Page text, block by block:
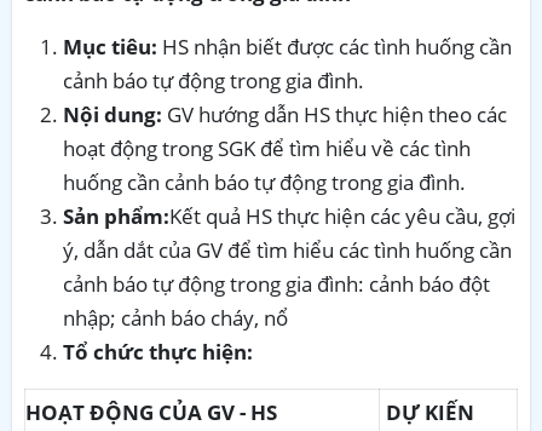
Mục tiêu: HS nhận biết được các tình huống cần
cảnh báo tự động trong gia đình.
Nội dung: GV hướng dẫn HS thực hiện theo các
hoạt động trong SGK để tìm hiểu về các tình
huống cần cảnh báo tự động trong gia đình.
Sản phẩm:Kết quả HS thực hiện các yêu cầu, gợi
ý, dẫn dắt của GV để tìm hiểu các tình huống cần
cảnh báo tự động trong gia đình: cảnh báo đột
nhập; cảnh báo cháy, nổ
Tổ chức thực hiện:
HOẠT ĐỘNG CỦA GV - HS
DỰ KIẾN